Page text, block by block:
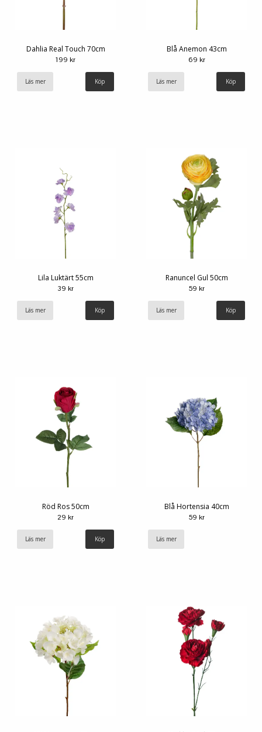
Dahlia Real Touch 70cm
199 kr
Läs mer
Blå Anemon 43cm
69 kr
Läs mer
Lila Luktärt 55cm
39 kr
Läs mer
Ranuncel Gul 50cm
59 kr
Läs mer
Röd Ros 50cm
29 kr
Läs mer
Blå Hortensia 40cm
59 kr
Läs mer